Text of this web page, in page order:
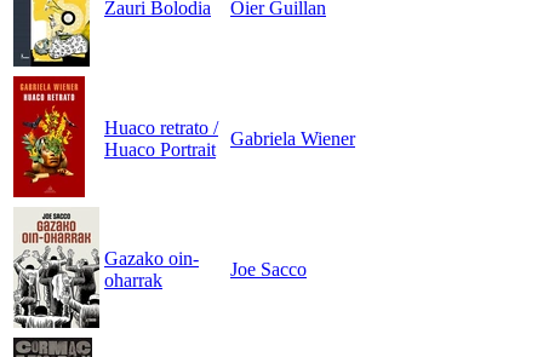
Zauri Bolodia Oier Guillan
Huaco retrato /
Huaco Portrait
Gabriela Wiener
Gazako oin-
oharrak
Joe Sacco